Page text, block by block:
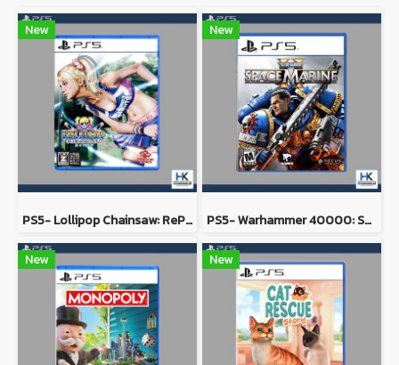
New
PS5- Lollipop Chainsaw: RePOP
New
PS5- Warhammer 40000: Space Marine 2
New New